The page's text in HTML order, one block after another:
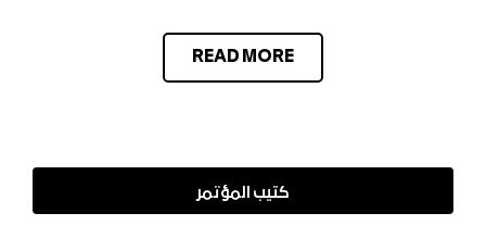
READ MORE
كتيب المؤتمر